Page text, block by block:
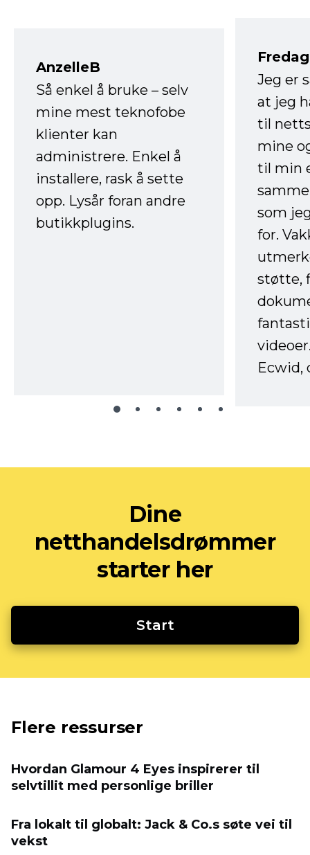
AnzelleB
Så enkel å bruke – selv
mine mest teknofobe
klienter kan
administrere. Enkel å
installere, rask å sette
opp. Lysår foran andre
butikkplugins.
Jeg er
at jeg
til
mine
til min
som
for.
støtte,
Ecwid,
Dine
netthandelsdrømmer
starter her
Start
Flere ressurser
Hvordan Glamour 4 Eyes inspirerer til
selvtillit med personlige briller
Fra lokalt til globalt: Jack & Co.s søte vei til
vekst